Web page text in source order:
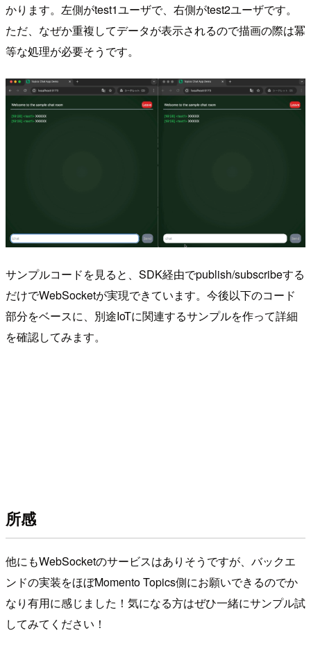
かります。左側がtest1ユーザで、右側がtest2ユーザです。
ただ、なぜか重複してデータが表示されるので描画の際は冪
等な処理が必要そうです。
サンプルコードを見ると、SDK経由でpublish/subscribeする
だけでWebSocketが実現できています。今後以下のコード
部分をベースに、別途IoTに関連するサンプルを作って詳細
を確認してみます。
所感
他にもWebSocketのサービスはありそうですが、バックエ
ンドの実装をほぼMomento Topics側にお願いできるのでか
なり有用に感じました！気になる方はぜひ一緒にサンプル試
してみてください！